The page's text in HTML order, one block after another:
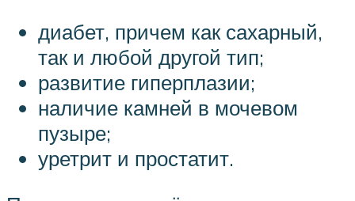
диабет, причем как сахарный,
так и любой другой тип;
развитие гиперплазии;
наличие камней в мочевом
пузыре;
уретрит и простатит.